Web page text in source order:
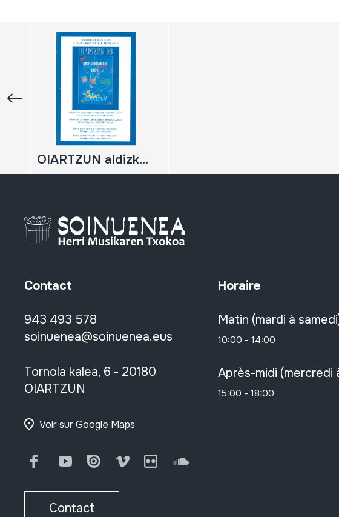
OIARTZUN aldizkariaren aurkibide orokorra 4. alea; zenbakiak 33/37 - 2003/07 urteak. Indice general Nº 4 de la revista 'Oiartzun'; números 33/37 - años 2003/07
Contact
943 493 578
soinuenea@soinuenea.eus
Tornola kalea, 6 - 20180
OIARTZUN
Voir sur Google Maps
FacebookYoutubeIssuu Vimeo FlickrSoundCloud
Contact
Horaire
Matin (mardi à
10:00 - 14:00
Après-midi (mercredi
15:00 - 18:00